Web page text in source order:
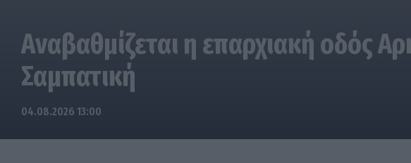
Αναβαθμίζεται η επαρχιακή οδός
Σαμπατική
04.08.2026 13:00